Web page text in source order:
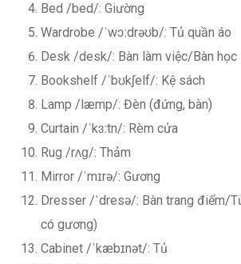
Bed /bed/: Giường
Wardrobe /ˈwɔːdrəʊb/: Tủ quần áo
Desk /desk/: Bàn làm việc/Bàn học
Bookshelf /ˈbʊkʃelf/: Kệ sách
Lamp /læmp/: Đèn (đứng, bàn)
Curtain /ˈkɜːtn/: Rèm cửa
Rug /rʌɡ/: Thảm
Mirror /ˈmɪrə/: Gương
Dresser /ˈdresə/: Bàn trang điểm/
có gương)
Cabinet /ˈkæbɪnət/: Tủ